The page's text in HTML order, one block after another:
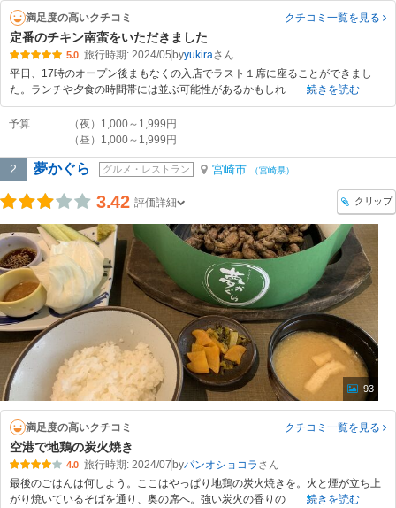
満足度の高いクチコミ クチコミ一覧を見る
定番のチキン南蛮をいただきました
5.0 旅行時期: 2024/05 byyukira
平日、17時のオープン後まもなくの入店でラスト１席に座ることができまし
た。ランチや夕食の時間帯には並ぶ可能性があるかもしれ
続きを読む
予算
（夜）1,000～1,999円
（昼）1,000～1,999円
2 夢かぐら グルメ・レストラン 宮崎市 （宮崎県）
3.42 評価詳細 クリップ
93
満足度の高いクチコミ クチコミ一覧を見る
空港で地鶏の炭火焼き
4.0 旅行時期: 2024/07 byパンオショコラ
最後のごはんは何しよう。ここはやっぱり地鶏の炭火焼きを。火と煙が立ち上
がり焼いているそばを通り、奥の席へ。強い炭火の香りの
続きを読む